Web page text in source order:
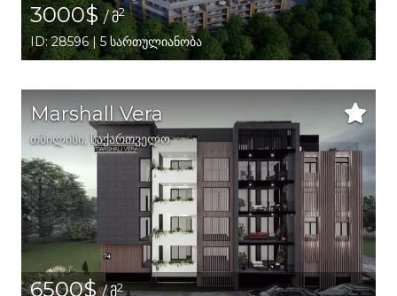
3000$/ მ2
ID: 28596 | 5 სართულიანობა
Marshall Vera
თბილისი, საქართველო
6500$/ მ2